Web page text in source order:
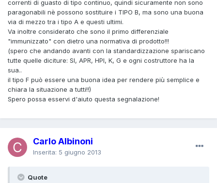
correnti di guasto di tipo continuo, quindi sicuramente non sono
paragonabili nè possono sostituire i TIPO B, ma sono una buona
via di mezzo tra i tipo A e questi ultimi.
Va inoltre considerato che sono il primo differenziale
"immunizzato" con dietro una normativa di prodotto!!!
(spero che andando avanti con la standardizzazione spariscano
tutte quelle diciture: SI, APR, HPI, K, G e ogni costruttore ha la
sua..
il tipo F può essere una buona idea per rendere più semplice e
chiara la situazione a tutti!!)
Spero possa esservi d'aiuto questa segnalazione!
Carlo Albinoni
Inserita: 5 giugno 2013
Quote